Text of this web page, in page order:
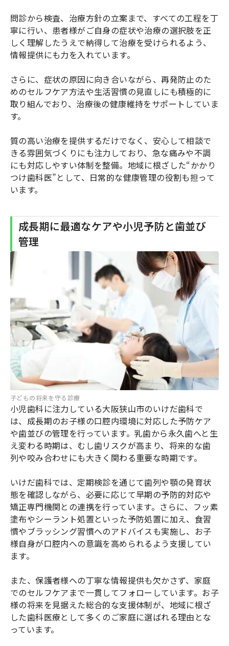
問診から検査、治療方針の立案まで、すべての工程を丁
寧に行い、患者様がご自身の症状や治療の選択肢を正
しく理解したうえで納得して治療を受けられるよう、
情報提供にも力を入れています。
さらに、症状の原因に向き合いながら、再発防止のた
めのセルフケア方法や生活習慣の見直しにも積極的に
取り組んでおり、治療後の健康維持をサポートしていま
す。
質の高い治療を提供するだけでなく、安心して相談で
きる雰囲気づくりにも注力しており、急な痛みや不調
にも対応しやすい体制を整備。地域に根ざした“かかり
つけ歯科医”として、日常的な健康管理の役割も担って
います。
成長期に最適なケアや小児予防と歯並び
管理
子どもの将来を守る診療
小児歯科に注力している大阪狭山市のいけだ歯科で
は、成長期のお子様の口腔内環境に対応した予防ケア
や歯並びの管理を行っています。乳歯から永久歯へと生
え変わる時期は、むし歯リスクが高まり、将来的な歯
列や咬み合わせにも大きく関わる重要な時期です。
いけだ歯科では、定期検診を通じて歯列や顎の発育状
態を確認しながら、必要に応じて早期の予防的対応や
矯正専門機関との連携を行っています。さらに、フッ素
塗布やシーラント処置といった予防処置に加え、食習
慣やブラッシング習慣へのアドバイスも実施し、お子
様自身が口腔内への意識を高められるよう支援してい
ます。
また、保護者様への丁寧な情報提供も欠かさず、家庭
でのセルフケアまで一貫してフォローしています。お子
様の将来を見据えた総合的な支援体制が、地域に根ざ
した歯科医療として多くのご家庭に選ばれる理由とな
っています。